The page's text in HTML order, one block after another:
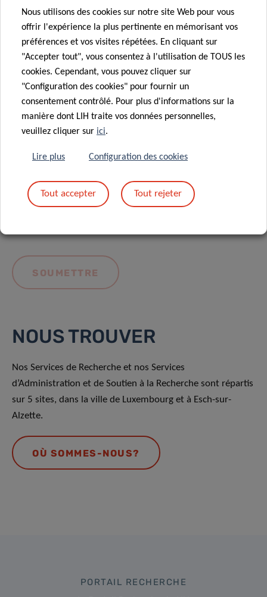
Message*
En envoyant votre message, vous acceptez
politique de confidentialité du LIH.
NOUS TROUVER
Nos Services de Recherche et nos Services
d’Administration et de Soutien à la Recherche sont répartis
sur 5 sites, dans la ville de Luxembourg et à Esch-sur-
Alzette.
OÙ SOMMES-NOUS?
PORTAIL RECHERCHE
Nous utilisons des cookies sur notre site Web pour vous
offrir l'expérience la plus pertinente en mémorisant vos
préférences et vos visites répétées. En cliquant sur
"Accepter tout", vous consentez à l'utilisation de TOUS les
cookies. Cependant, vous pouvez cliquer sur
"Configuration des cookies" pour fournir un
consentement contrôlé. Pour plus d'informations sur la
manière dont LIH traite vos données personnelles,
veuillez cliquer sur ici.
Lire plus Configuration des cookies
Tout accepter Tout rejeter